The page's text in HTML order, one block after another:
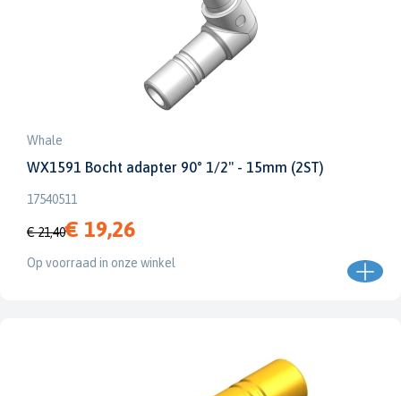
Whale
WX1591 Bocht adapter 90° 1/2" - 15mm (2ST)
17540511
€ 21,40€ 19,26
Op voorraad in onze winkel